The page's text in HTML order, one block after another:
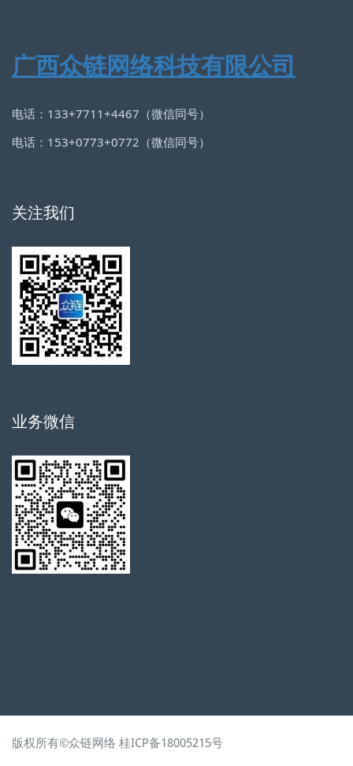
广西众链网络科技有限公司
电话：133+7711+4467（微信同号）
电话：153+0773+0772（微信同号）
关注我们
业务微信
版权所有©众链网络 桂ICP备18005215号